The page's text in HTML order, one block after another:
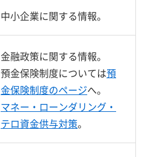
中小企業に関する情報。
金融政策に関する情報。
預金保険制度については預
金保険制度のページへ。
マネー・ローンダリング・
テロ資金供与対策。